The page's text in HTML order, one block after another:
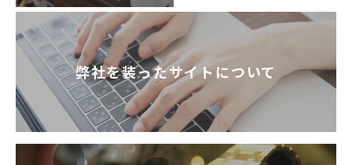
HEINRICH-GEISEN
ハインリッヒ ガイセン
HERMES
エルメス
HORAE
ホライ
HUBLOT
ウブロ
IKEPOD
アイクポッド
INCIPIO
インキピオー
弊社を装ったサイトについて